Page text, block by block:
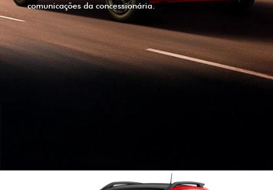
comunicações da concessionária.
ENTRAR EM CONTATO